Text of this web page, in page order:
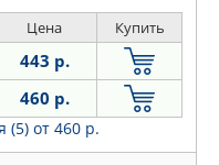
Цена Купить
443 р.
460 р.
(5) от 460 р.